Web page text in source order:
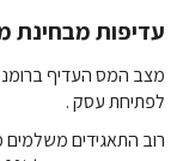
עדיפות מבחינת
מצב המס העדיף
לפתיחתעסק .